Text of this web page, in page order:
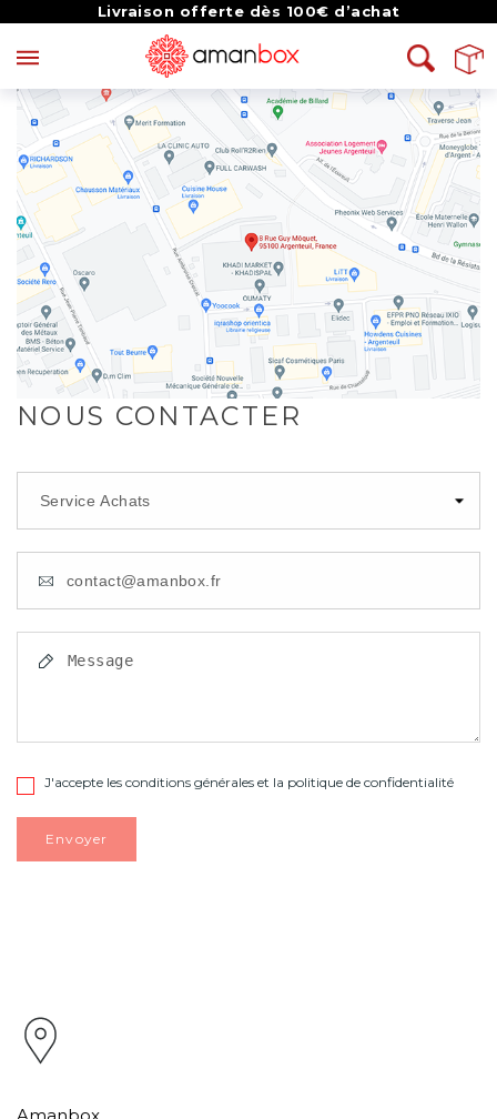
Livraison offerte dès 100€ d’achat
NOUS CONTACTER
J'accepte les conditions générales et la politique de confidentialité
Envoyer
Amanbox